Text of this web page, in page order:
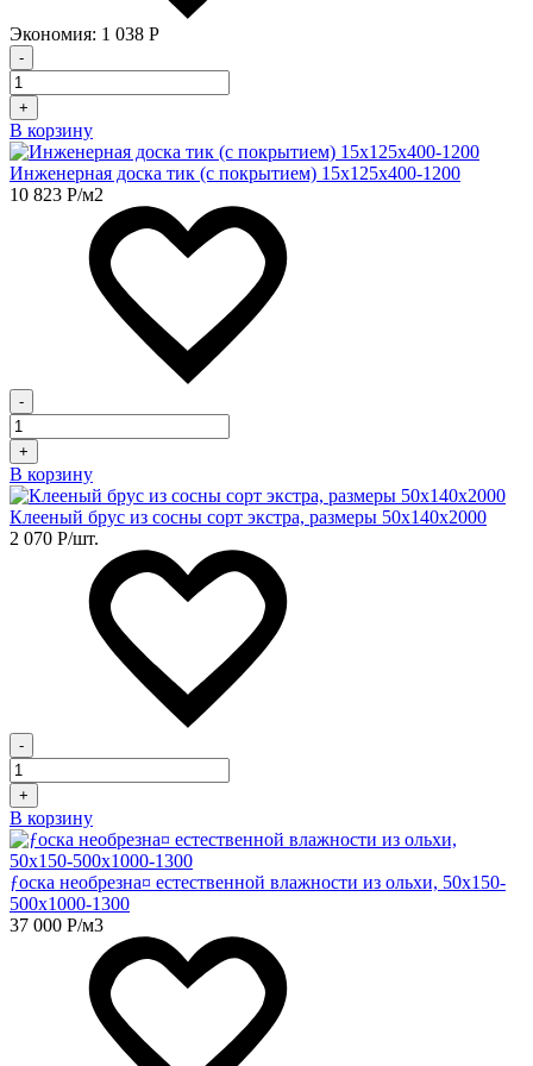
Экономия: 1 038 Р
-
+
В корзину
Инженерная доска тик (с покрытием) 15х125х400-1200
10 823 Р/м2
-
+
В корзину
Клееный брус из сосны сорт экстра, размеры 50х140х2000
2 070 Р/шт.
-
+
В корзину
ƒоска необрезна¤ естественной влажности из ольхи, 50х150-
500х1000-1300
37 000 Р/м3